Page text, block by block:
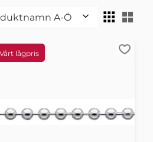
sortering
i favoriter Lägg